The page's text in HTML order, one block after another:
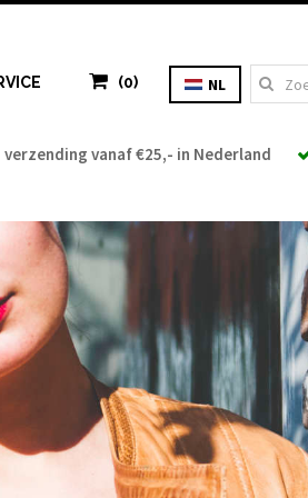
(0) NL
vanaf €25,- in Nederland
Totaal: € 0,00
NAAR WINKELWAGEN